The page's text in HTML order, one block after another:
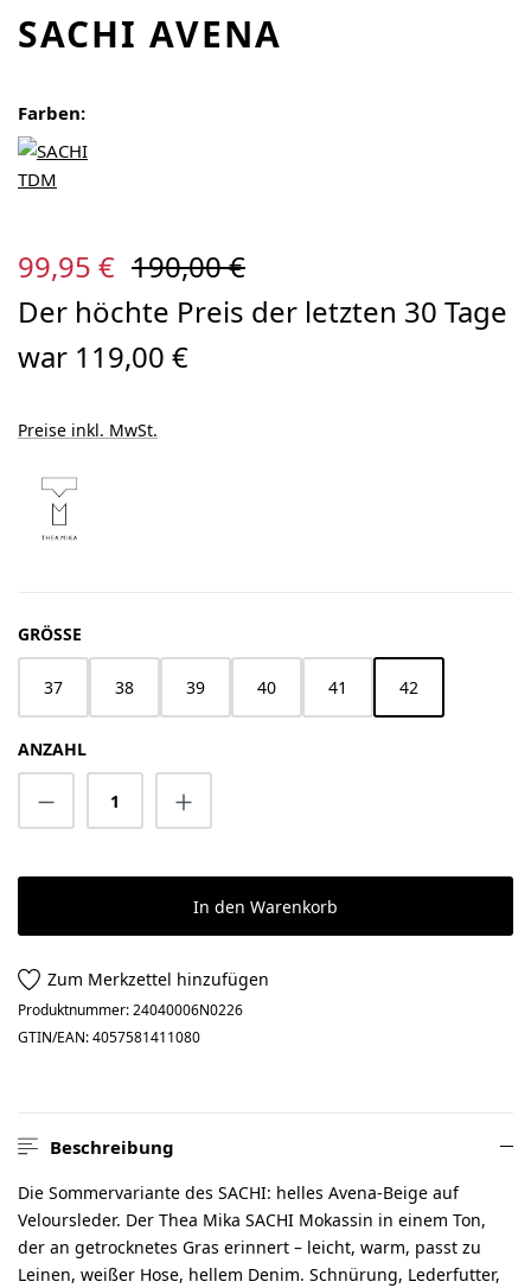
SACHI AVENA
Farben:
Verkaufspreis:
99,95 € Regulärer Preis:
190,00 €
Der höchte Preis der letzten 30 Tage
war 119,00 €
Preise inkl. MwSt.
GRÖSSE
37 38 39 40 41 42
ANZAHL
Produkt Anzahl: Gib den gewünschten
In den Warenkorb
Zum Merkzettel hinzufügen
Produktnummer:24040006N0226
GTIN/EAN:4057581411080
Beschreibung
Die Sommervariante des SACHI: helles Avena-Beige auf
Veloursleder. Der Thea Mika SACHI Mokassin in einem Ton,
der an getrocknetes Gras erinnert – leicht, warm, passt zu
Leinen, weißer Hose, hellem Denim. Schnürung, Lederfutter,